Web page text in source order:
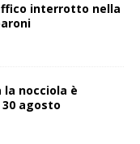
interrotto nella
la nocciola è
agosto